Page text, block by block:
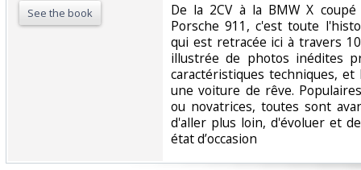
See the book
‎De la 2CV à la BMW X
Porsche 911, c'est toute
qui est retracée ici à travers
illustrée de photos inédites
caractéristiques techniques,
une voiture de rêve.
ou novatrices, toutes sont
d'aller plus loin, d'évoluer et
état d’occasion ‎